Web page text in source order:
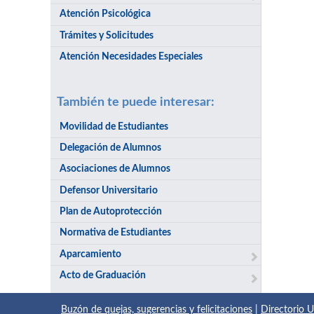
Atención Psicológica
Trámites y Solicitudes
Atención Necesidades Especiales
También te puede interesar:
Movilidad de Estudiantes
Delegación de Alumnos
Asociaciones de Alumnos
Defensor Universitario
Plan de Autoprotección
Normativa de Estudiantes
Aparcamiento
Acto de Graduación
Buzón de quejas, sugerencias y felicitaciones Directorio